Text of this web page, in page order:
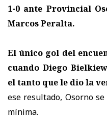
1-0 ante Provincial
Marcos Peralta.
El único gol del
cuando Diego
el tanto que le dio la
ese resultado, Osorno
mínima.